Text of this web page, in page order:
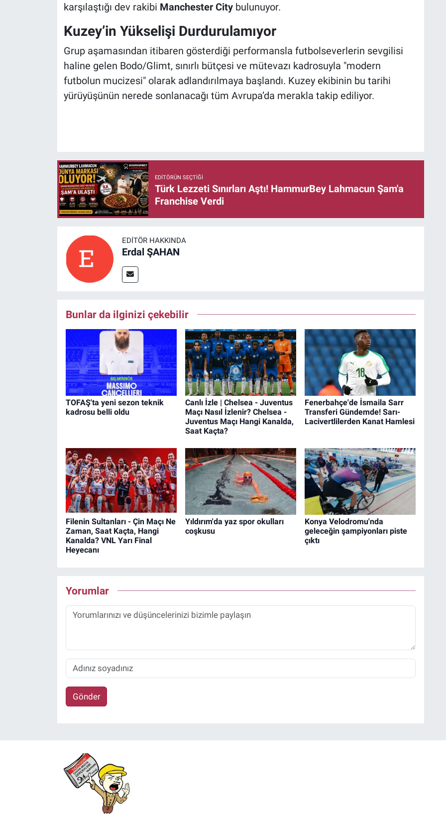
karşılaştığı dev rakibi Manchester Citybulunuyor.
Kuzey’in Yükselişi Durdurulamıyor
Grup aşamasından itibaren gösterdiği performansla futbolseverlerin sevgilisi
haline gelen Bodo/Glimt, sınırlı bütçesi ve mütevazı kadrosuyla "modern
futbolun mucizesi" olarak adlandırılmaya başlandı. Kuzey ekibinin bu tarihi
yürüyüşünün nerede sonlanacağı tüm Avrupa’da merakla takip ediliyor.
EDITÖRÜN SEÇTIĞI
Türk Lezzeti Sınırları Aştı! HammurBey Lahmacun Şam'a
Franchise Verdi
EDITÖR HAKKINDA
Erdal ŞAHAN
Bunlar da ilginizi çekebilir
TOFAŞ'ta yeni sezon teknik
kadrosu belli oldu
Canlı İzle | Chelsea - Juventus
Maçı Nasıl İzlenir? Chelsea -
Juventus Maçı Hangi Kanalda,
Saat Kaçta?
Fenerbahçe'de İsmaila Sarr
Transferi Gündemde! Sarı-
Lacivertlilerden Kanat Hamlesi
Filenin Sultanları - Çin Maçı Ne
Zaman, Saat Kaçta, Hangi
Kanalda? VNL Yarı Final
Heyecanı
Yıldırım'da yaz spor okulları
coşkusu
Konya Velodromu'nda
geleceğin şampiyonları piste
çıktı
Yorumlar
Gönder